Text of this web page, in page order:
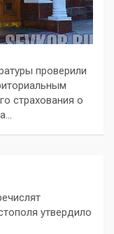
проверили
страхования о
утвердило